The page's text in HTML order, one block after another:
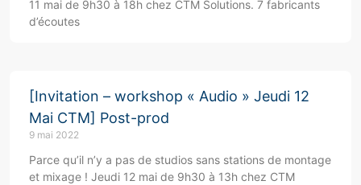
11 mai de 9h30 à 18h chez CTM Solutions. 7 fabricants
d’écoutes
[Invitation – workshop « Audio » Jeudi 12
Mai CTM] Post-prod
9 mai 2022
Parce qu’il n’y a pas de studios sans stations de montage
et mixage ! Jeudi 12 mai de 9h30 à 13h chez CTM